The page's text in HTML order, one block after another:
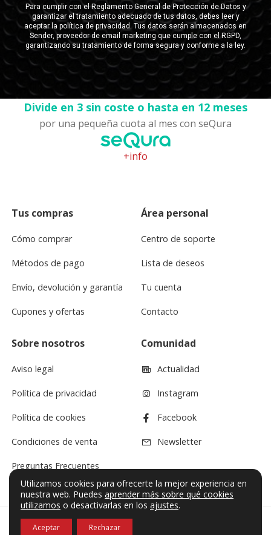
Divide en 3 sin coste o hasta en 12 meses
por una pequeña cuota al mes con seQura
+info
Tus compras
Cómo comprar
Métodos de pago
Envío, devolución y garantía
Cupones y ofertas
Área personal
Centro de soporte
Lista de deseos
Tu cuenta
Contacto
Sobre nosotros
Aviso legal
Política de privacidad
Política de cookies
Condiciones de venta
Preguntas Frecuentes
Comunidad
Actualidad
Instagram
Facebook
Newsletter
© VF Sound 2026. Todos los derechos reservados.
Utilizamos cookies para ofrecerte la mejor experiencia en
nuestra web. Puedes aprender más sobre qué cookies
utilizamos o desactivarlas en los ajustes.
Aceptar Rechazar